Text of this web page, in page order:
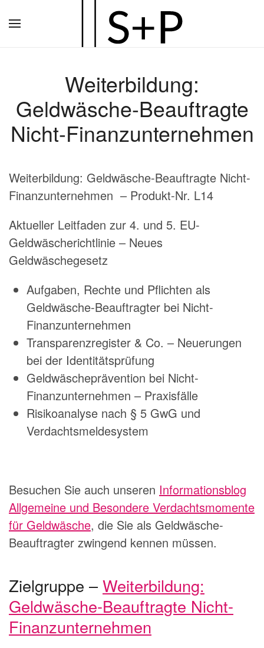
Hauptinhalt
Weiterbildung:
Geldwäsche-Beauftragte
Nicht-Finanzunternehmen
Weiterbildung: Geldwäsche-Beauftragte Nicht-
Finanzunternehmen – Produkt-Nr. L14
Aktueller Leitfaden zur 4. und 5. EU-
Geldwäscherichtlinie – Neues
Geldwäschegesetz
Aufgaben, Rechte und Pflichten als
Geldwäsche-Beauftragter bei Nicht-
Finanzunternehmen
Transparenzregister & Co. – Neuerungen
bei der Identitätsprüfung
Geldwäscheprävention bei Nicht-
Finanzunternehmen – Praxisfälle
Risikoanalyse nach § 5 GwG und
Verdachtsmeldesystem
Besuchen Sie auch unseren Informationsblog
Allgemeine und Besondere Verdachtsmomente
für Geldwäsche, die Sie als Geldwäsche-
Beauftragter zwingend kennen müssen.
Zielgruppe – Weiterbildung:
Geldwäsche-Beauftragte Nicht-
Finanzunternehmen